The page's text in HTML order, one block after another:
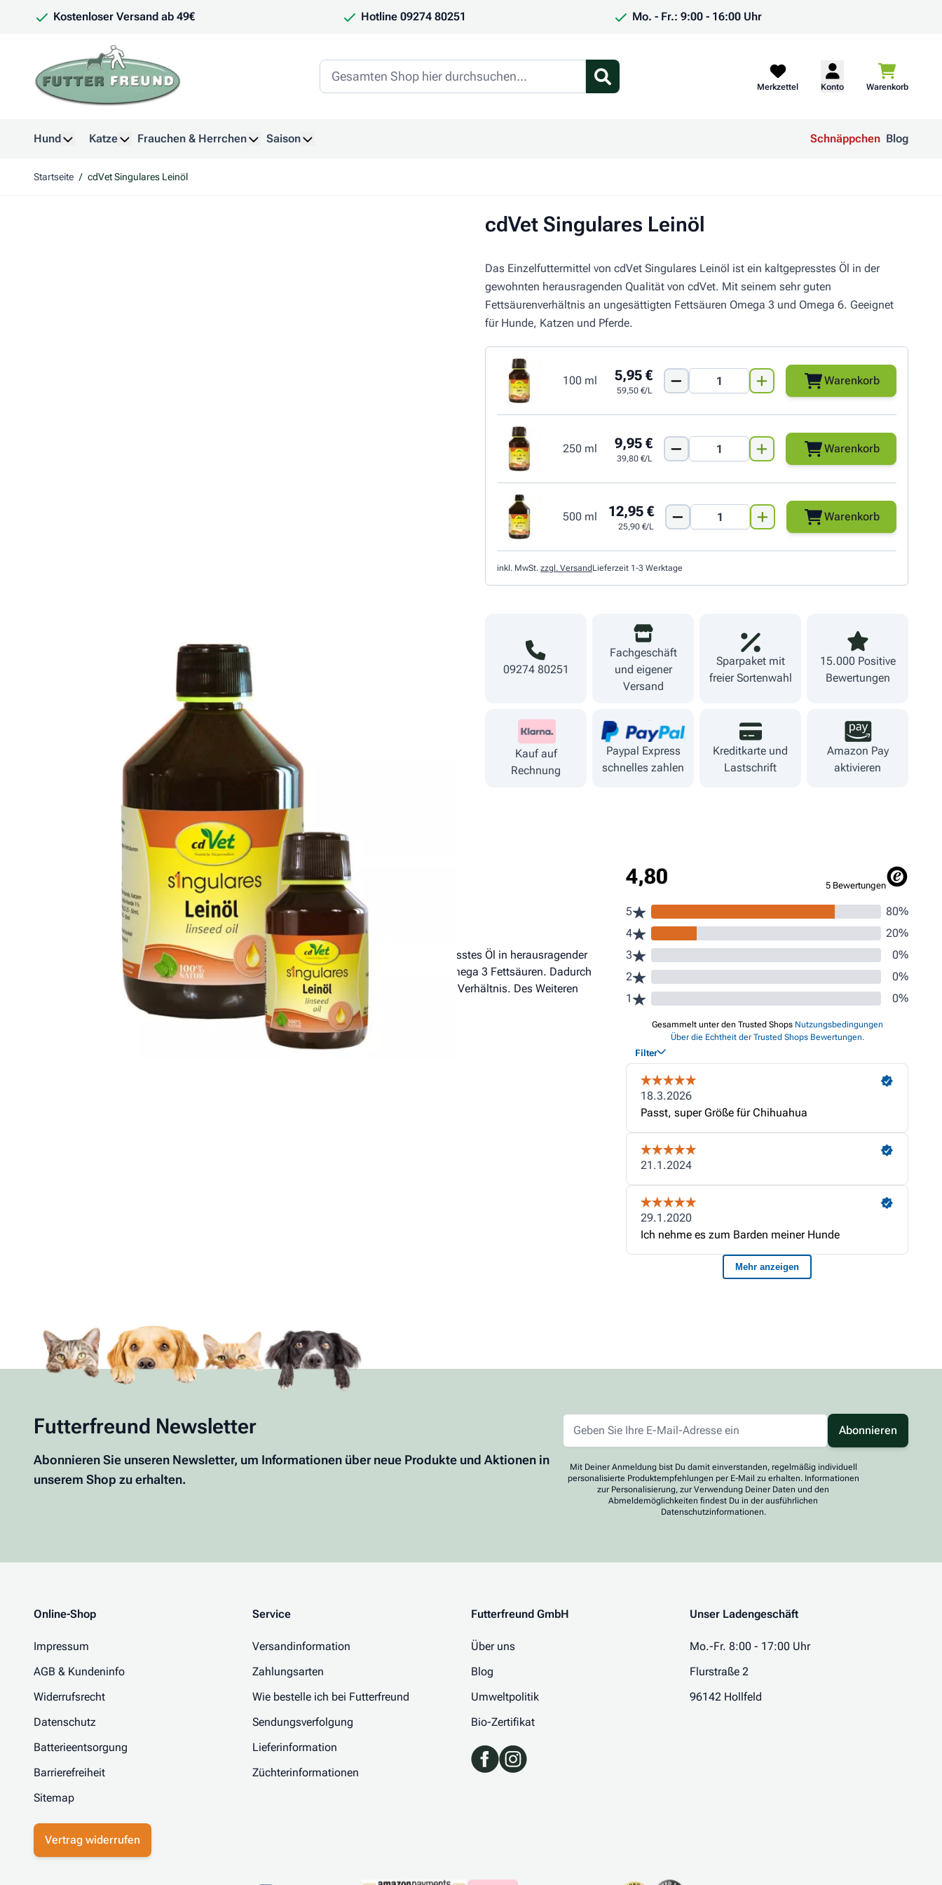
Kostenloser Versand ab 49€ Hotline 09274 80251 Mo. - Fr.: 9:00 - 16:00 Uhr
Merkzettel Konto Warenkorb
Hund
Katze
Frauchen & Herrchen
Saison
Schnäppchen Blog
Startseite / cdVet Singulares Leinöl
cdVet Singulares Leinöl
Das Einzelfuttermittel von cdVet Singulares Leinöl ist ein kaltgepresstes Öl in der
gewohnten herausragenden Qualität von cdVet. Mit seinem sehr guten
Fettsäurenverhältnis an ungesättigten Fettsäuren Omega 3 und Omega 6. Geeignet
für Hunde, Katzen und Pferde.
100 ml 5,95 €
59,50 €/L
Warenkorb
250 ml 9,95 €
39,80 €/L
Warenkorb
500 ml 12,95 €
25,90 €/L
Warenkorb
inkl. MwSt. zzgl. Versand Lieferzeit 1-3 Werktage
09274 80251
Fachgeschäft
und eigener
Versand
Sparpaket mit
freier Sortenwahl
15.000 Positive
Bewertungen
Kauf auf
Rechnung
Paypal Express
schnelles zahlen
Kreditkarte und
Lastschrift
Amazon Pay
aktivieren
cdVet Singulares Leinöl
Das aus Leinsamen gewonnene Singulares Leinöl ist, wie alle cdVet Öle, ein kaltgepresstes Öl in herausragender
Qualität. Seine besondere Eigenschaft ist der mit bis zu 57% extrem hohe Anteil an Omega 3 Fettsäuren. Dadurch
eignet es sich hervorragend zum Ausgleichen vom Omega 6 zum Omega 3 Fettsäuren Verhältnis. Des Weiteren
eignet sich Leinöl als hervorragende Energiequelle nicht nur für Pferde.
Zusammen­setzung Fütterungs­empfehlung
Futterfreund Newsletter
Abonnieren Sie unseren Newsletter, um Informationen über neue Produkte und Aktionen in
unserem Shop zu erhalten.
Abonnieren
Mit Deiner Anmeldung bist Du damit einverstanden, regelmäßig individuell
personalisierte Produktempfehlungen per E-Mail zu erhalten. Informationen
zur Personalisierung, zur Verwendung Deiner Daten und den
Abmeldemöglichkeiten findest Du in der ausführlichen
Datenschutzinformationen.
Online-Shop
Impressum
AGB & Kundeninfo
Widerrufsrecht
Datenschutz
Batterieentsorgung
Barrierefreiheit
Sitemap
Service
Versandinformation
Zahlungsarten
Wie bestelle ich bei Futterfreund
Sendungsverfolgung
Lieferinformation
Züchterinformationen
Futterfreund GmbH
Über uns
Blog
Umweltpolitik
Bio-Zertifikat
Unser Ladengeschäft
Mo.-Fr. 8:00 - 17:00 Uhr
Flurstraße 2
96142 Hollfeld
Vertrag widerrufen